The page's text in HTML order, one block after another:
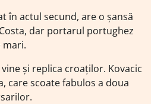
în actul secund, are o șansă
dar portarul portughez
mari.
și replica croaților. Kovacic
care scoate fabulos a doua